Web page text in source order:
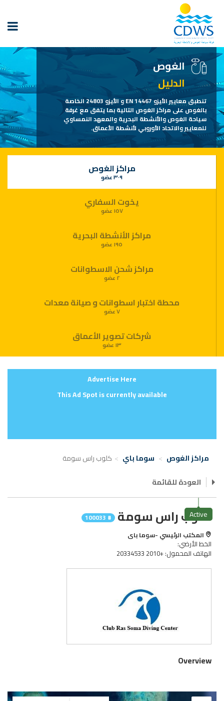
الغوص
الدليل
تنطبق معايير الأيزو EN 14467 و الأيزو 24803 الخاصة
بالغوص على مراكز الغوص التالية بما يتفق مع غرفة
سياحة الغوص والأنشطة البحرية والمعهد النمساوي
للمعايير والاتحاد الأوروبي لأنشطة الأعماق.
مراكز الغوص
٣٠٩ عضو
يخوت السفاري
١٥٧ عضو
مراكز الأنشطة البحرية
١٩٥ عضو
مراكز شحن الاسطوانات
٢ عضو
محطة اختبار اسطوانات و صيانة معدات
٧ عضو
شركات تصوير الأعماق
١٣ عضو
Advertise Here
This Ad Spot is currently available
مراكز الغوص سوما باي
كلوب راس سومة
العودة للقائمة
Active
كلوب راس سومة # 100033
المكتب الرئيسي -سوما باى
الخط الأرضي:
الهاتف المحمول: +2010 20334533
Overview